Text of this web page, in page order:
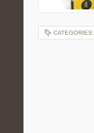
CATEGORIES: